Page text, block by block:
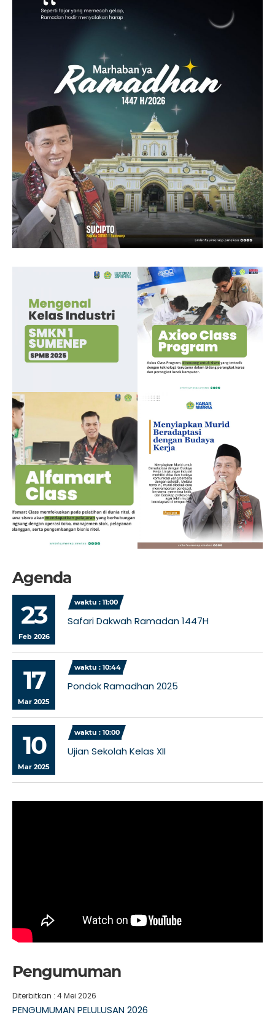
Agenda
23
Feb 2026
waktu : 11:00
Safari Dakwah Ramadan 1447H
17
Mar 2025
waktu : 10:44
Pondok Ramadhan 2025
10
Mar 2025
waktu : 10:00
Ujian Sekolah Kelas XII
Pengumuman
Diterbitkan : 4 Mei 2026
PENGUMUMAN PELULUSAN 2026